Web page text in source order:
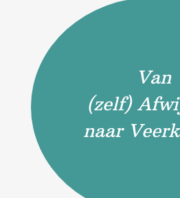
Van
(zelf)
naar